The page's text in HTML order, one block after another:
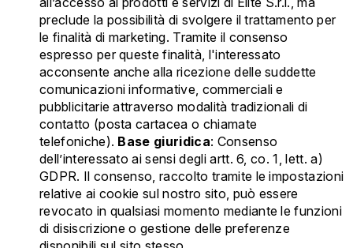
preclude la possibilità di svolgere il trattamento per
le finalità di marketing. Tramite il consenso
espresso per queste finalità, l'interessato
acconsente anche alla ricezione delle suddette
comunicazioni informative, commerciali e
pubblicitarie attraverso modalità tradizionali di
contatto (posta cartacea o chiamate
telefoniche). Base giuridica: Consenso
dell’interessato ai sensi degli artt. 6, co. 1, lett. a)
GDPR. Il consenso, raccolto tramite le impostazioni
relative ai cookie sul nostro sito, può essere
revocato in qualsiasi momento mediante le funzioni
di disiscrizione o gestione delle preferenze